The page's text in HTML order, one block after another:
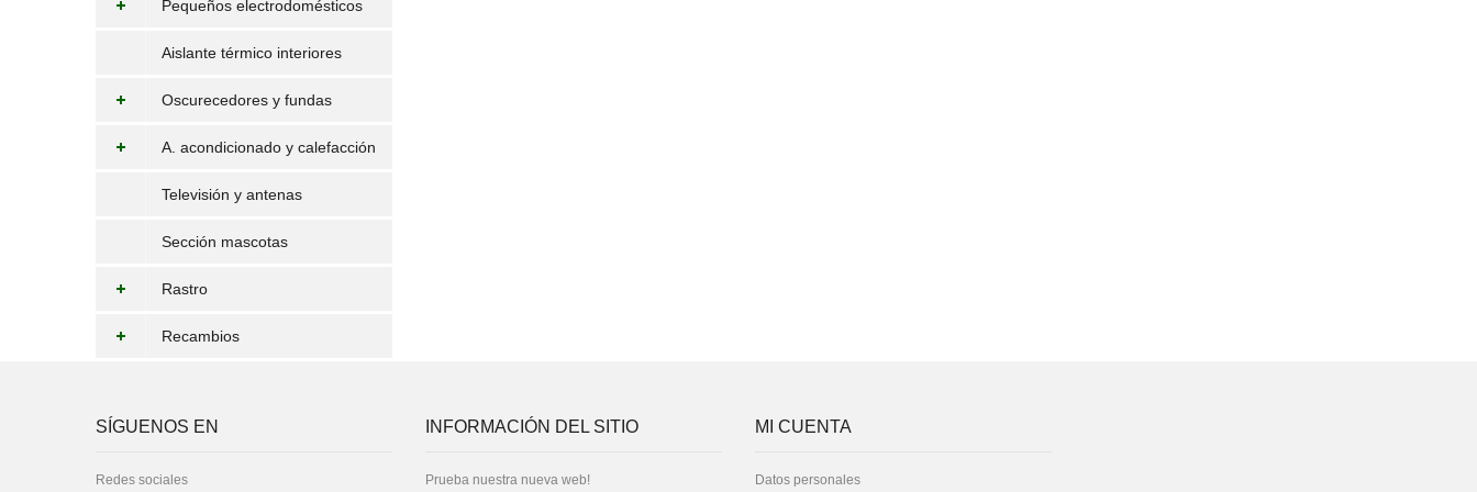
Pequeños electrodomésticos
Aislante térmico interiores
Oscurecedores y fundas
A. acondicionado y calefacción
Televisión y antenas
Sección mascotas
Rastro
Recambios
SÍGUENOS EN
Redes sociales
INFORMACIÓN DEL SITIO
Prueba nuestra nueva web!
MI CUENTA
Datos personales